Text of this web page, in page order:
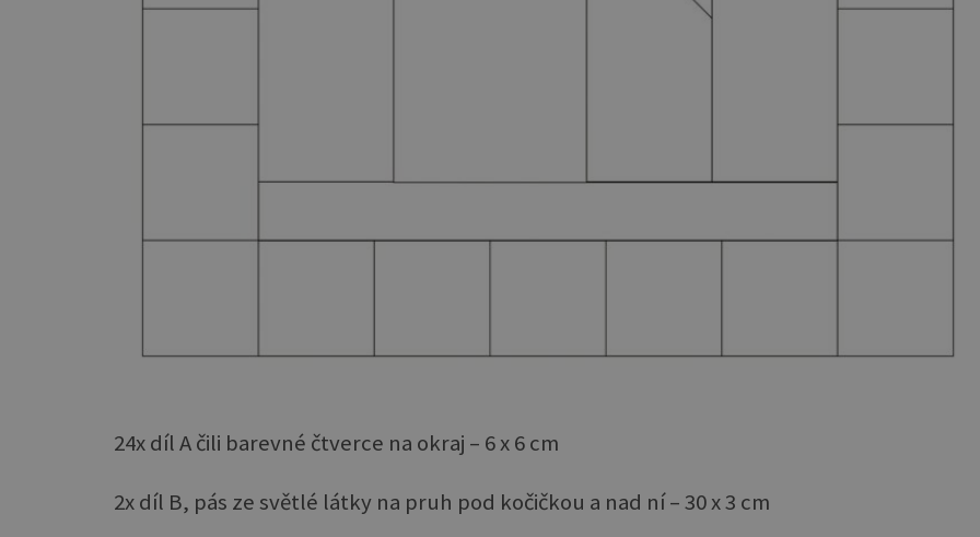
24x díl A čili barevné čtverce na okraj – 6 x 6 cm
2x díl B, pás ze světlé látky na pruh pod kočičkou a nad ní – 30 x 3 cm